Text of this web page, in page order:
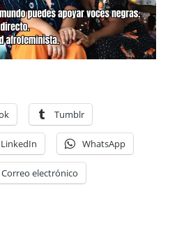
Tumblr
LinkedIn WhatsApp
Correo electrónico